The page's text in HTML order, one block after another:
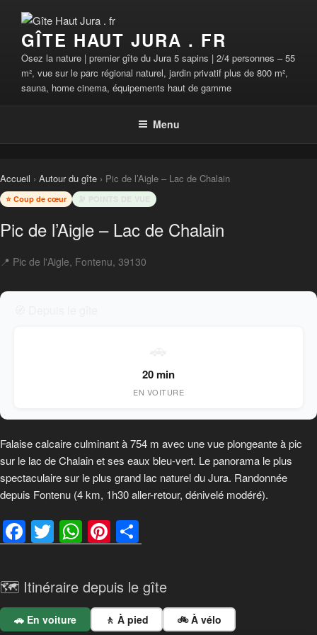
contenu
principal
GÎTE HAUT JURA . FR
Osez la nature | premier gîte du Jura 5 sapins | 2/4 personnes – 55
m², vue sur le parc régional naturel, jardin privatif plus de 800 m²,
sauna, home cinema, équipements haut de gamme
Menu
Accueil › Autour du gîte › Pic de l’Aigle – Lac de Chalain
⭐ Coup de cœur 🔭 POINTS DE VUE
Pic de l’Aigle – Lac de Chalain
📍 Pic de l'Aigle, Fontenu, 39130
20 min
EN VOITURE
Falaise calcaire culminant à 754 m avec une vue plongeante à pic
sur le lac de Chalain et ses eaux bleu-vert. Le panorama le plus
spectaculaire sur le plus grand lac naturel du Jura. Randonnée
depuis Fontenu (4 km, 1h30 aller-retour, dénivelé modéré).
F
a
c
e
b
T
wi
tt
er
W
h
at
s
A
Pi
nt
er
e
st
ar
ta
g
er
🗺️ Itinéraire depuis le gîte
🚗 En voiture 🚶 À pied 🚲 À vélo